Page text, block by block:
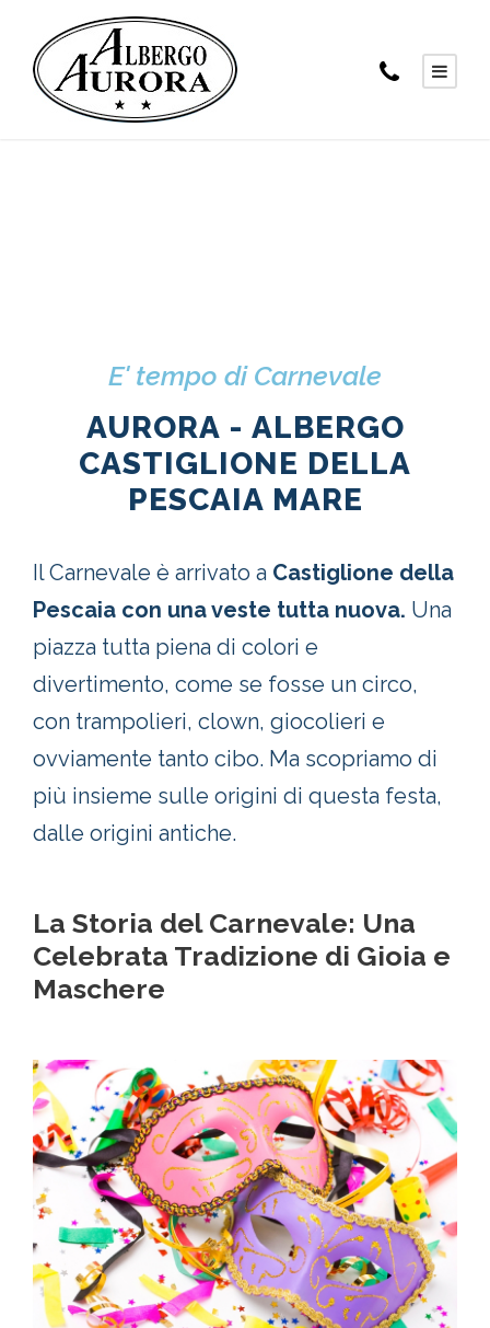
E' tempo di Carnevale
AURORA - ALBERGO
CASTIGLIONE DELLA
PESCAIA MARE
Il Carnevale è arrivato a Castiglione della
Pescaia con una veste tutta nuova. Una
piazza tutta piena di colori e
divertimento, come se fosse un circo,
con trampolieri, clown, giocolieri e
ovviamente tanto cibo. Ma scopriamo di
più insieme sulle origini di questa festa,
dalle origini antiche.
La Storia del Carnevale: Una
Celebrata Tradizione di Gioia e
Maschere